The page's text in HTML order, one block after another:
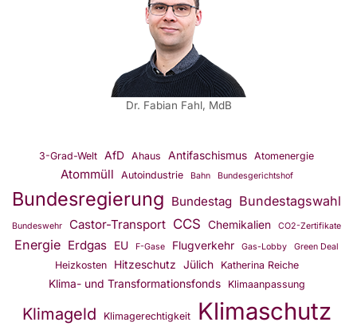
Dr. Fabian Fahl, MdB
3-Grad-Welt AfD Ahaus Antifaschismus Atomenergie
Atommüll Autoindustrie Bahn Bundesgerichtshof
Bundesregierung Bundestag Bundestagswahl
Bundeswehr Castor-Transport CCS Chemikalien CO2-Zertifikate
Energie Erdgas EU F-Gase Flugverkehr Gas-Lobby Green Deal
Heizkosten Hitzeschutz Jülich Katherina Reiche
Klima- und Transformationsfonds Klimaanpassung
Klimageld Klimagerechtigkeit Klimaschutz